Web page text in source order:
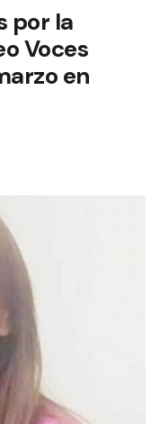
por la
Voces
en